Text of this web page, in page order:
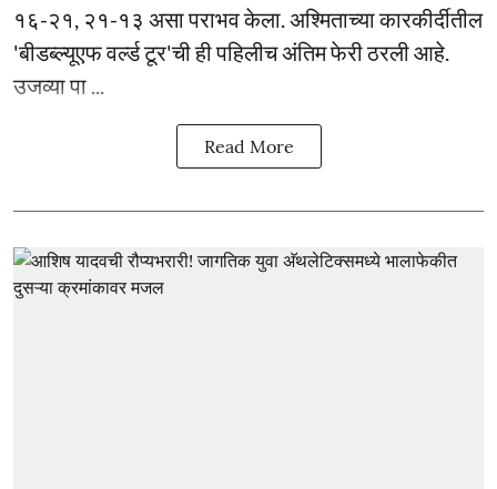
१६-२१, २१-१३ असा पराभव केला. अश्मिताच्या कारकीर्दीतील
'बीडब्ल्यूएफ वर्ल्ड टूर'ची ही पहिलीच अंतिम फेरी ठरली आहे.
उजव्या पा ...
Read More